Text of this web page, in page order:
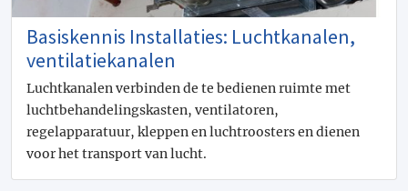
Basiskennis Installaties: Luchtkanalen,
ventilatiekanalen
Luchtkanalen verbinden de te bedienen ruimte met
luchtbehandelingskasten, ventilatoren,
regelapparatuur, kleppen en luchtroosters en dienen
voor het transport van lucht.